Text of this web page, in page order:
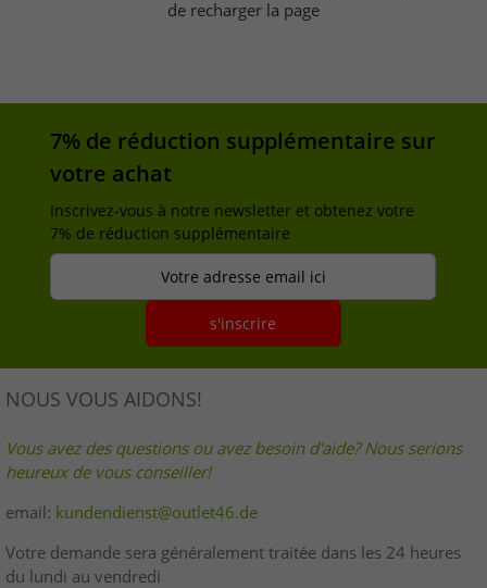
de recharger la page
7% de réduction supplémentaire sur
votre achat
Inscrivez-vous à notre newsletter et obtenez votre
7% de réduction supplémentaire
Votre adresse email ici
s'inscrire
NOUS VOUS AIDONS!
Vous avez des questions ou avez besoin d'aide? Nous serions
heureux de vous conseiller!
email: kundendienst@outlet46.de
Votre demande sera généralement traitée dans les 24 heures
du lundi au vendredi